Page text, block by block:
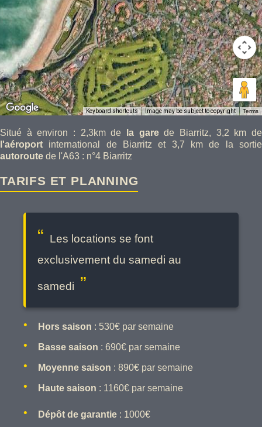
Keyboard shortcuts Image may be subject to copyright Terms
Situé à environ : 2,3km de la garede Biarritz, 3,2 km de
l'aéroport international de Biarritz et 3,7 km de la sortie
autoroute de l'A63 : n°4 Biarritz
TARIFS ET PLANNING
Les locations se font
exclusivement du samedi au
samedi
Hors saison : 530€ par semaine
Basse saison : 690€ par semaine
Moyenne saison : 890€ par semaine
Haute saison : 1160€ par semaine
Dépôt de garantie : 1000€